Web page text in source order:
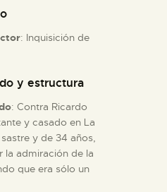
: Inquisición de
y estructura
: Contra Ricardo
y casado en La
y de 34 años,
la admiración de la
que era sólo un